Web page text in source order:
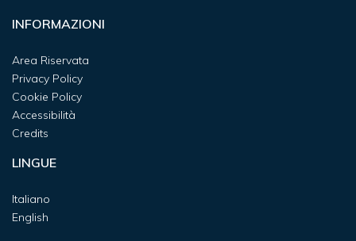
INFORMAZIONI
Area Riservata
Privacy Policy
Cookie Policy
Accessibilità
Credits
LINGUE
Italiano
English